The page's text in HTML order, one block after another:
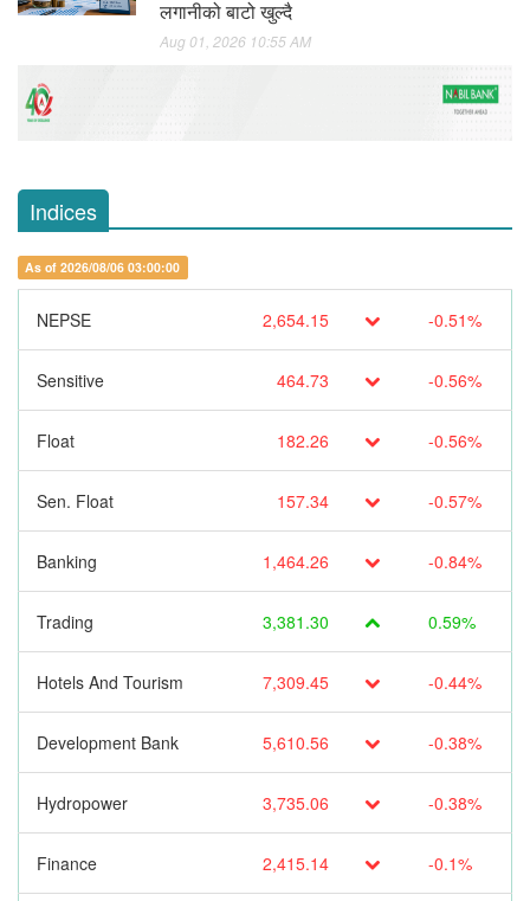
लगानीको बाटो खुल्दै
Aug 01, 2026 10:55 AM
Indices
As of 2026/08/06 03:00:00
NEPSE 2,654.15 -0.51%
Sensitive 464.73 -0.56%
Float 182.26 -0.56%
Sen. Float 157.34 -0.57%
Banking 1,464.26 -0.84%
Trading 3,381.30 0.59%
Hotels And Tourism 7,309.45 -0.44%
Development Bank 5,610.56 -0.38%
Hydropower 3,735.06 -0.38%
Finance 2,415.14 -0.1%